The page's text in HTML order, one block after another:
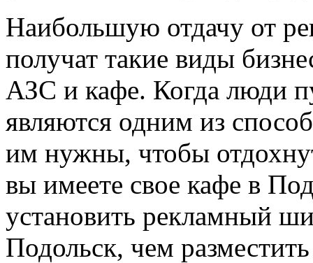
Наибольшую отдачу от
получат такие виды
АЗС и кафе. Когда люди
являются одним из
им нужны, чтобы
вы имеете свое кафе в
установить рекламный
Подольск, чем